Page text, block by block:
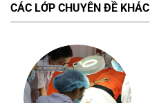
CÁC LỚP CHUYÊN ĐỀ KHÁC